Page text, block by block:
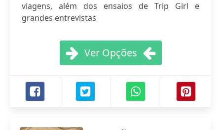
viagens, além dos ensaios de Trip Girl e
grandes entrevistas
Ver Opções